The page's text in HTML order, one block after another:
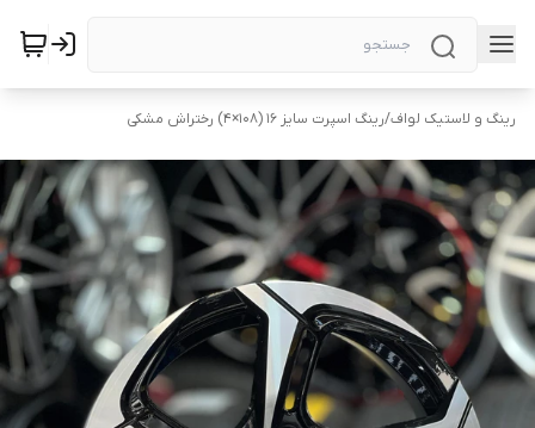
رینگ و لاستیک لواف/رینگ اسپرت سایز ۱۶ (۱۰۸×۴) رختراش مشکی